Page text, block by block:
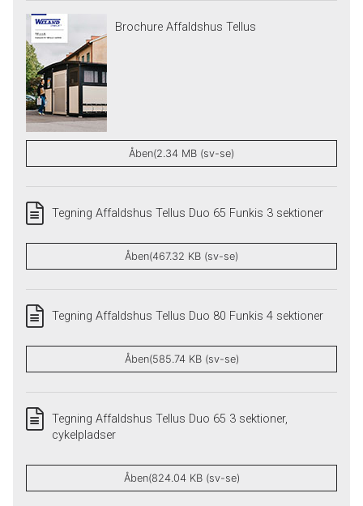
Brochure Affaldshus Tellus
Åben(2.34 MB (sv-se)
Tegning Affaldshus Tellus Duo 65 Funkis 3 sektioner
Åben(467.32 KB (sv-se)
Tegning Affaldshus Tellus Duo 80 Funkis 4 sektioner
Åben(585.74 KB (sv-se)
Tegning Affaldshus Tellus Duo 65 3 sektioner,
cykelpladser
Åben(824.04 KB (sv-se)